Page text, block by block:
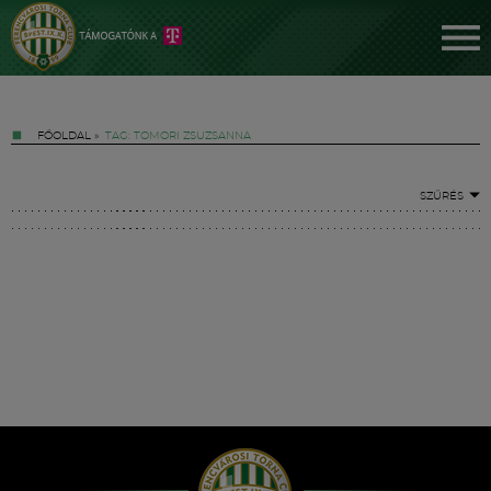
FŐOLDAL » TAG: TOMORI ZSUZSANNA
SZŰRÉS
Hírek